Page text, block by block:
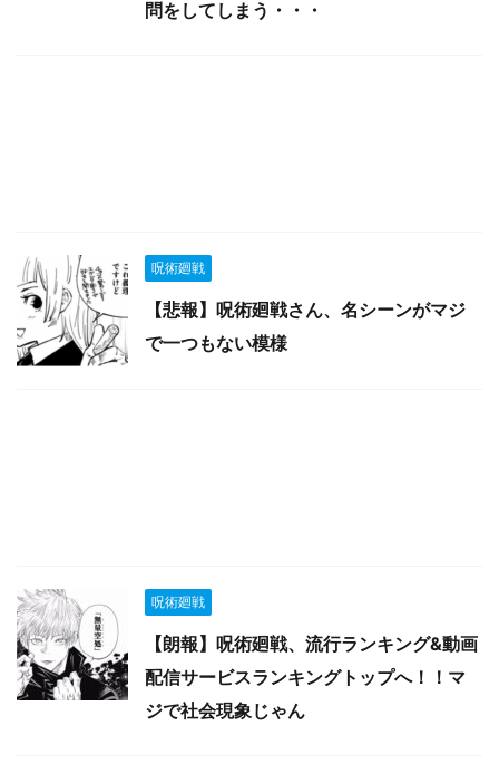
問をしてしまう・・・
呪術廻戦
【悲報】呪術廻戦さん、名シーンがマジ
で一つもない模様
呪術廻戦
【朗報】呪術廻戦、流行ランキング&動画
配信サービスランキングトップへ！！マ
ジで社会現象じゃん